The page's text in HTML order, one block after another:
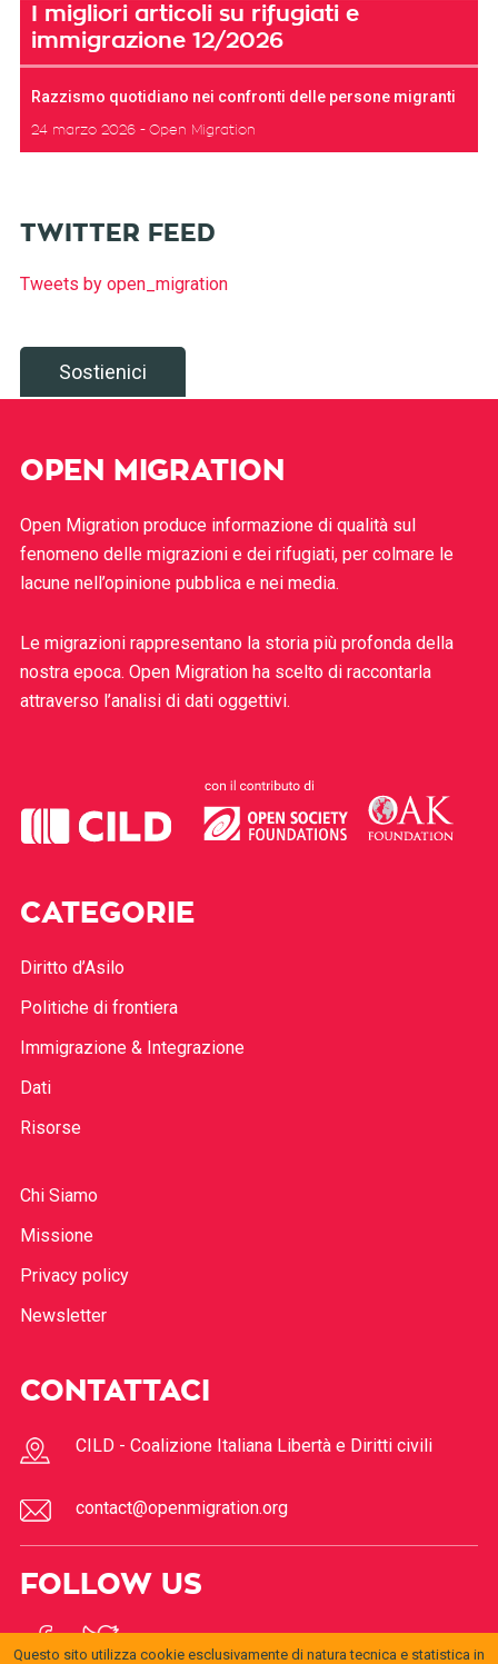
I migliori articoli su rifugiati e
immigrazione 12/2026
Razzismo quotidiano nei confronti delle persone migranti
24 marzo 2026 Open Migration
TWITTER FEED
Tweets by open_migration
Sostienici
OPEN MIGRATION
Open Migration produce informazione di qualità sul
fenomeno delle migrazioni e dei rifugiati, per colmare le
lacune nell’opinione pubblica e nei media.
Le migrazioni rappresentano la storia più profonda della
nostra epoca. Open Migration ha scelto di raccontarla
attraverso l’analisi di dati oggettivi.
CATEGORIE
Diritto d’Asilo
Politiche di frontiera
Immigrazione & Integrazione
Dati
Risorse
Chi Siamo
Missione
Privacy policy
Newsletter
CONTATTACI
CILD - Coalizione Italiana Libertà e Diritti civili
contact@openmigration.org
FOLLOW US
Questo sito utilizza cookie esclusivamente di natura tecnica e statistica in